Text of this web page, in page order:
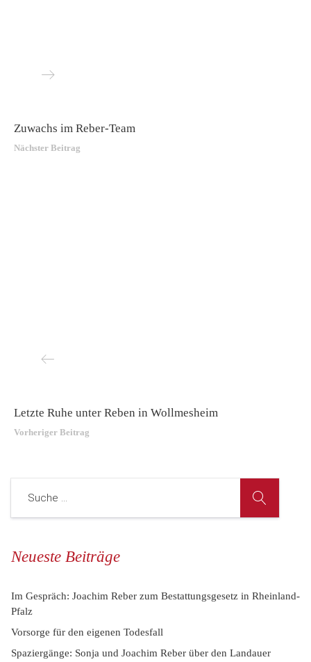
Zuwachs im Reber-Team
Nächster Beitrag
Letzte Ruhe unter Reben in Wollmesheim
Vorheriger Beitrag
Neueste Beiträge
Im Gespräch: Joachim Reber zum Bestattungsgesetz in Rheinland-
Pfalz
Vorsorge für den eigenen Todesfall
Spaziergänge: Sonja und Joachim Reber über den Landauer